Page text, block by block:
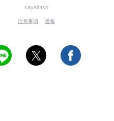
sayalotso
注意事項 通報